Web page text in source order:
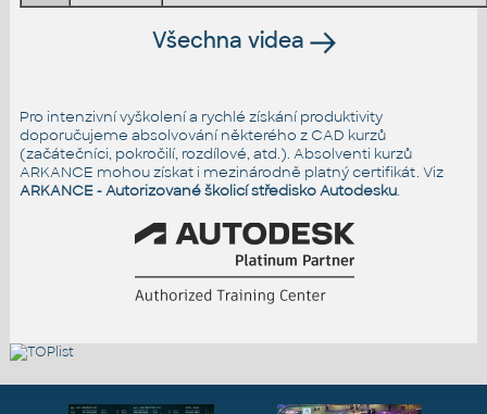
Všechna videa
Pro intenzivní vyškolení a rychlé získání produktivity
doporučujeme absolvování některého z CAD kurzů
(začátečníci, pokročilí, rozdílové, atd.). Absolventi kurzů
ARKANCE mohou získat i mezinárodně platný certifikát. Viz
ARKANCE - Autorizované školicí středisko Autodesku.